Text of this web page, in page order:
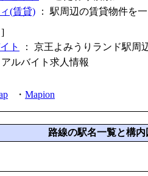
(賃貸) ： 駅周辺の賃貸物件を
]
ト
： 京王よみうりランド駅周
アルバイト求人情報
・ Mapion
路線の駅名一覧と構内